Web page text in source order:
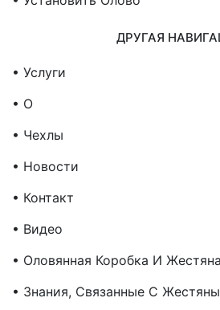
ДРУГАЯ
• Услуги
• О
• Чехлы
• Новости
• Контакт
• Видео
• Оловянная Коробка И
• Знания, Связанные С